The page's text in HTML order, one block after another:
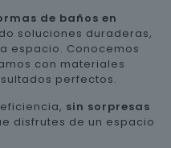
de baños en
soluciones duraderas,
espacio. Conocemos
con materiales
perfectos.
sin sorpresas
disfrutes de un espacio